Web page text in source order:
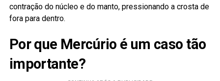
contração do núcleo e do manto, pressionando a crosta de
fora para dentro.
Por que Mercúrio é um caso tão
importante?